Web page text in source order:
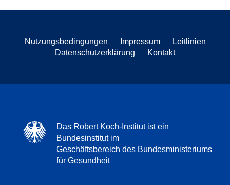
Nutzungsbedingungen Impressum
Leitlinien
Datenschutzerklärung
Kontakt
Das Robert Koch-Institut ist ein
Bundesinstitut im
Geschäftsbereich des Bundesministeriums
für Gesundheit